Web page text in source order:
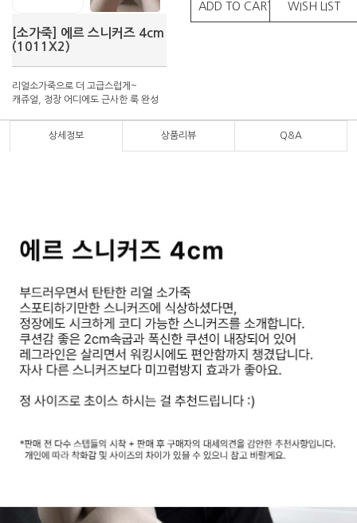
[소가죽] 에르 스니커즈 4cm
(1011X2)
리얼소가죽으로 더 고급스럽게~
캐쥬얼, 정장 어디에도 근사한 룩 완성
ADD TO CART WISH LIST
상세정보 상품리뷰 Q&A